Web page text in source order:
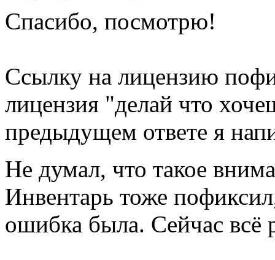
Спасибо, посмотрю!
Ссылку на лицензию
лицензия "делай что
предыдущем ответе я
Не думал, что такое
Инвентарь тоже
ошибка была. Сейчас всё